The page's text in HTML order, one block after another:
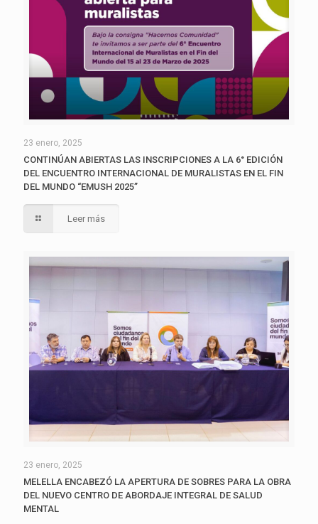
23 enero, 2025
CONTINÚAN ABIERTAS LAS INSCRIPCIONES A LA 6° EDICIÓN
DEL ENCUENTRO INTERNACIONAL DE MURALISTAS EN EL FIN
DEL MUNDO “EMUSH 2025”
Leer más
23 enero, 2025
MELELLA ENCABEZÓ LA APERTURA DE SOBRES PARA LA OBRA
DEL NUEVO CENTRO DE ABORDAJE INTEGRAL DE SALUD
MENTAL